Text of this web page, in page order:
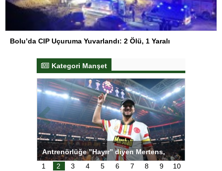
Bolu’da CIP Uçuruma Yuvarlandı: 2 Ölü, 1 Yaralı
Kategori Manşet
Antrenörlüğe ”Hayır” diyen Mertens,
Galatasaray’dan bakın ne istedi
1
2 3 4 5 6 7 8 9 10